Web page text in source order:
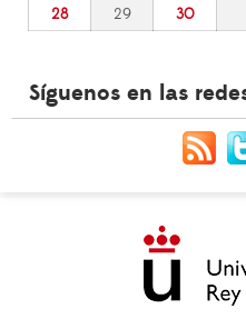
28
29 30
Síguenos en las